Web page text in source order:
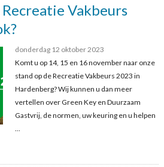
Vakbeurs
donderdag 12 oktober 2023
Komt u op 14, 15 en 16 november naar onze
stand op de Recreatie Vakbeurs 2023 in
Hardenberg? Wij kunnen u dan meer
vertellen over Green Key en Duurzaam
Gastvrij, de normen, uw keuring en u helpen